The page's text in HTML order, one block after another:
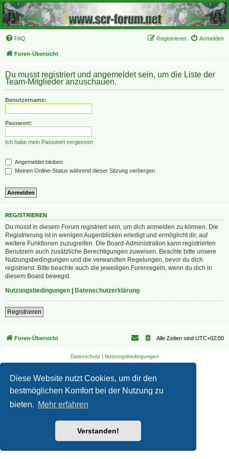
Diese Website nutzt Cookies, um dir den
bestmöglichen Komfort bei der Nutzung zu
bieten. Mehr erfahren
Verstanden!
FAQ Anmelden
Registrieren
Foren-Übersicht
Du musst registriert und angemeldet sein, um die Liste der
Team-Mitglieder anzuschauen.
Benutzername:
Passwort:
Ich habe mein Passwort vergessen
Angemeldet bleiben
Meinen Online-Status während dieser Sitzung verbergen
REGISTRIEREN
Du musst in diesem Forum registriert sein, um dich anmelden zu können. Die
Registrierung ist in wenigen Augenblicken erledigt und ermöglicht dir, auf
weitere Funktionen zuzugreifen. Die Board-Administration kann registrierten
Benutzern auch zusätzliche Berechtigungen zuweisen. Beachte bitte unsere
Nutzungsbedingungen und die verwandten Regelungen, bevor du dich
registrierst. Bitte beachte auch die jeweiligen Forenregeln, wenn du dich in
diesem Board bewegst.
Nutzungsbedingungen
Datenschutzerklärung
Registrieren
Foren-Übersicht Alle Zeiten sind UTC+02:00
Datenschutz| Nutzungsbedingungen